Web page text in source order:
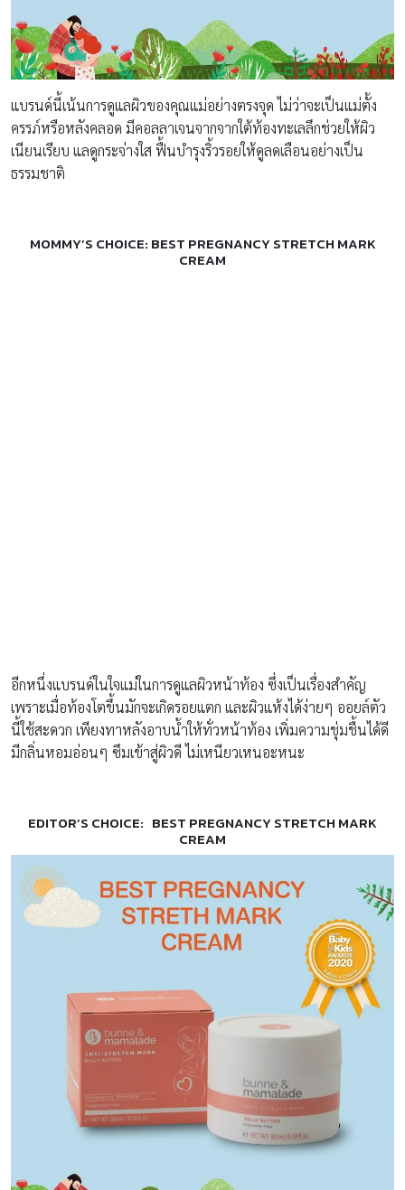
แบรนด์นี้เน้นการดูแลผิวของคุณแม่อย่างตรงจุด ไม่ว่าจะเป็นแม่ตั้ง
ครรภ์หรือหลังคลอด มีคอลลาเจนจากจากใต้ท้องทะเลลึกช่วยให้ผิว
เนียนเรียบ แลดูกระจ่างใส ฟื้นบำรุงริ้วรอยให้ดูลดเลือนอย่างเป็น
ธรรมชาติ
MOMMY’S CHOICE: BEST PREGNANCY STRETCH MARK
CREAM
อีกหนึ่งแบรนด์ในใจแม่ในการดูแลผิวหน้าท้อง ซึ่งเป็นเรื่องสำคัญ
เพราะเมื่อท้องโตขึ้นมักจะเกิดรอยแตก และผิวแห้งได้ง่ายๆ ออยล์ตัว
นี้ใช้สะดวก เพียงทาหลังอาบน้ำให้ทั่วหน้าท้อง เพิ่มความชุ่มชื้นได้ดี
มีกลิ่นหอมอ่อนๆ ซึมเข้าสู่ผิวดี ไม่เหนียวเหนอะหนะ
EDITOR’S CHOICE: BEST PREGNANCY STRETCH MARK
CREAM